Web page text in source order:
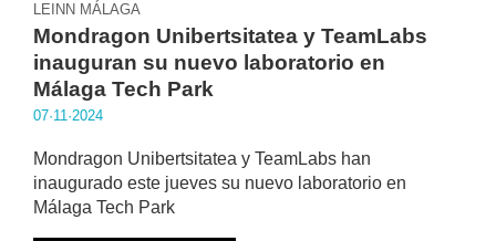
LEINN MÁLAGA
Mondragon Unibertsitatea y TeamLabs
inauguran su nuevo laboratorio en
Málaga Tech Park
07·11·2024
Mondragon Unibertsitatea y TeamLabs han
inaugurado este jueves su nuevo laboratorio en
Málaga Tech Park